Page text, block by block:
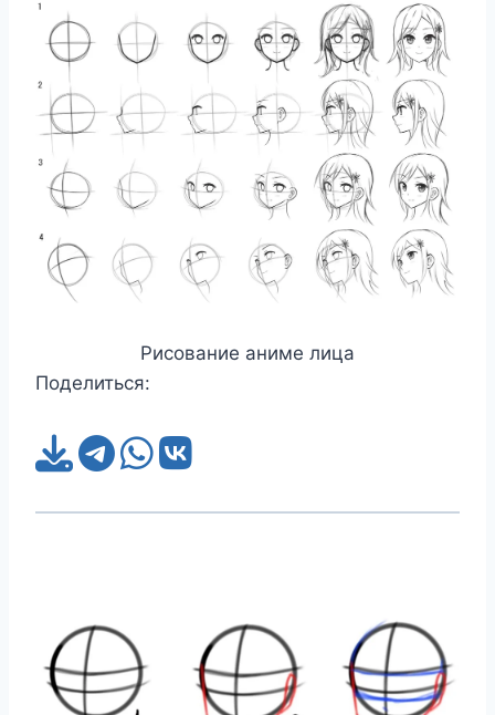
Рисование аниме лица
Поделиться: